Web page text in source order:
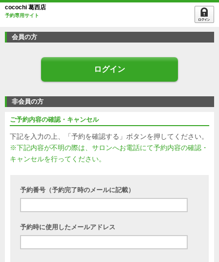
cocochi 葛西店
予約専用サイト
会員の方
ログイン
非会員の方
ご予約内容の確認・キャンセル
下記を入力の上、「予約を確認する」ボタンを押してください。
※下記内容が不明の際は、サロンへお電話にて予約内容の確認・
キャンセルを行ってください。
予約番号（予約完了時のメールに記載）
予約時に使用したメールアドレス